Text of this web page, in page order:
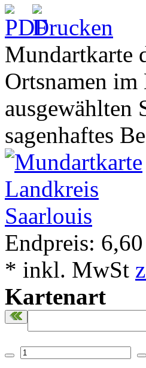
Mundartkarte
Ortsnamen
ausgewählten
sagenhaftes
Endpreis:
* inkl. MwSt
Kartenart